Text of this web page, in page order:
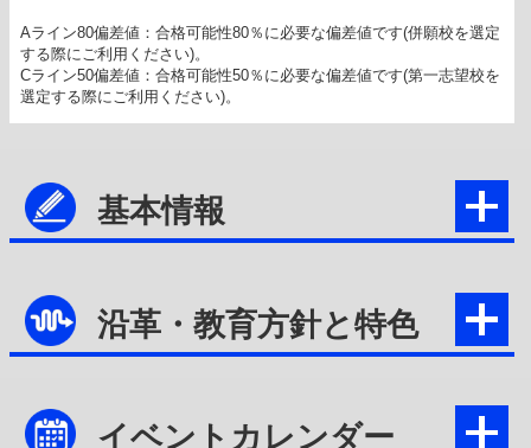
Aライン80偏差値：合格可能性80％に必要な偏差値です(併願校を選定
する際にご利用ください)。
Cライン50偏差値：合格可能性50％に必要な偏差値です(第一志望校を
選定する際にご利用ください)。
基本情報
沿革・教育方針と特色
イベントカレンダー